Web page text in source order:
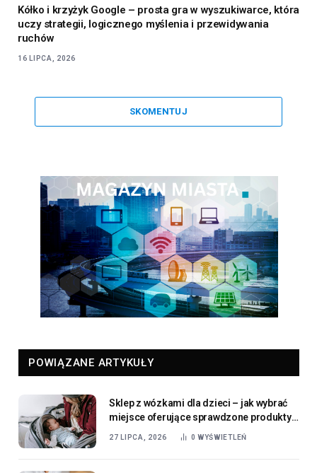
Kółko i krzyżyk Google – prosta gra w wyszukiwarce, która
uczy strategii, logicznego myślenia i przewidywania
ruchów
16 LIPCA, 2026
SKOMENTUJ
POWIĄZANE ARTYKUŁY
Sklep z wózkami dla dzieci – jak wybrać
miejsce oferujące sprawdzone produkty
dla najmłodszych
27 LIPCA, 2026 0 WYŚWIETLEŃ